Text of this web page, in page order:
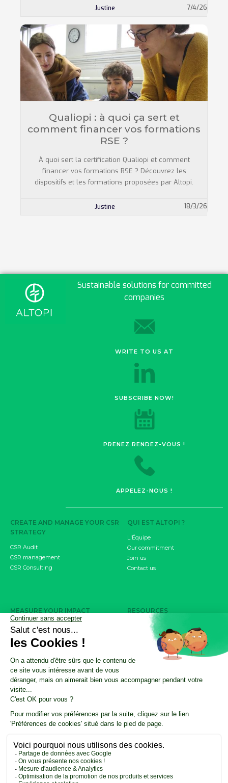
Justine 7/4/26
Qualiopi : à quoi ça sert et
comment financer vos formations
RSE ?
À quoi sert la certification Qualiopi et comment
financer vos formations RSE ? Découvrez les
dispositifs et les formations proposées par Altopi.
Justine 18/3/26
Sustainable solutions for committed
companies
WRITE TO US AT
SUBSCRIBE NOW!
PRENEZ RENDEZ-VOUS !
APPELEZ-NOUS !
CREATE AND MANAGE YOUR CSR
STRATEGY
CSR Audit
CSR management
CSR Consulting
MEASURE YOUR IMPACT
Carbon footprint
Product / Service Carbon Score
FDES
INVOLVE YOUR EMPLOYEES
The Climate Fresk
My Business Has an Impact
QUI EST ALTOPI ?
L'Équipe
Our commitment
Join us
Contact us
RESOURCES
CSR Resource Center
Nos ressources résumées par l'IA
CSR Update by Altopi
Customer cases